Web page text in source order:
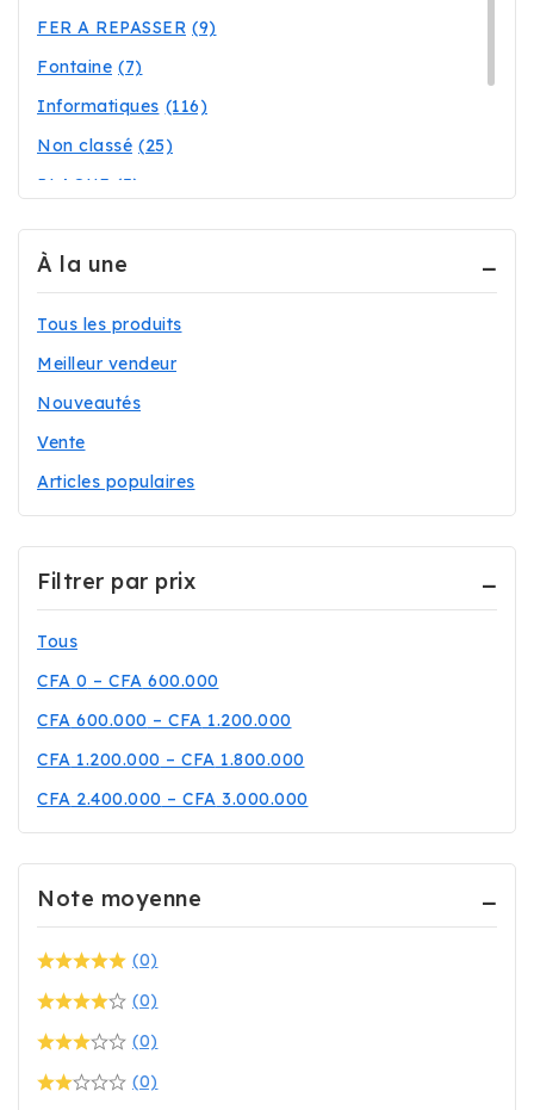
FER A REPASSER (9)
Fontaine (7)
Informatiques (116)
Non classé (25)
PLAQUE (3)
Réfrigérateurs (7)
Téléphonie
À la une
Tous les produits
Meilleur vendeur
Nouveautés
Vente
Articles populaires
Filtrer par prix
Tous
CFA 0 – CFA 600.000
CFA 600.000 – CFA 1.200.000
CFA 1.200.000 – CFA 1.800.000
CFA 2.400.000 – CFA 3.000.000
Note moyenne
(0)
(0)
(0)
(0)